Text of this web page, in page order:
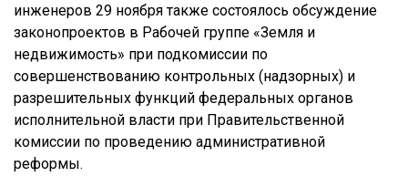
инженеров 29 ноября также состоялось обсуждение
законопроектов в Рабочей группе «Земля и
недвижимость» при подкомиссии по
совершенствованию контрольных (надзорных) и
разрешительных функций федеральных органов
исполнительной власти при Правительственной
комиссии по проведению административной
реформы.